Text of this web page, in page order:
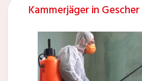
Kammerjäger in